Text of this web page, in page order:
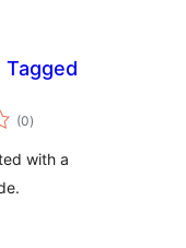
(0एकूण
मूल्यांकन
)
with a